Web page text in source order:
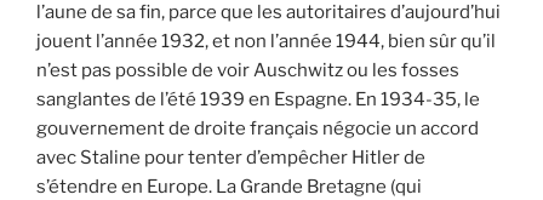
l’aune de sa fin, parce que les autoritaires d’aujourd’hui
jouent l’année 1932, et non l’année 1944, bien sûr qu’il
n’est pas possible de voir Auschwitz ou les fosses
sanglantes de l’été 1939 en Espagne. En 1934-35, le
gouvernement de droite français négocie un accord
avec Staline pour tenter d’empêcher Hitler de
s’étendre en Europe. La Grande Bretagne (qui